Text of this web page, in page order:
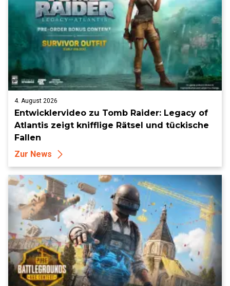
4. August 2026
Entwicklervideo zu Tomb Raider: Legacy of
Atlantis zeigt knifflige Rätsel und tückische
Fallen
Zur News